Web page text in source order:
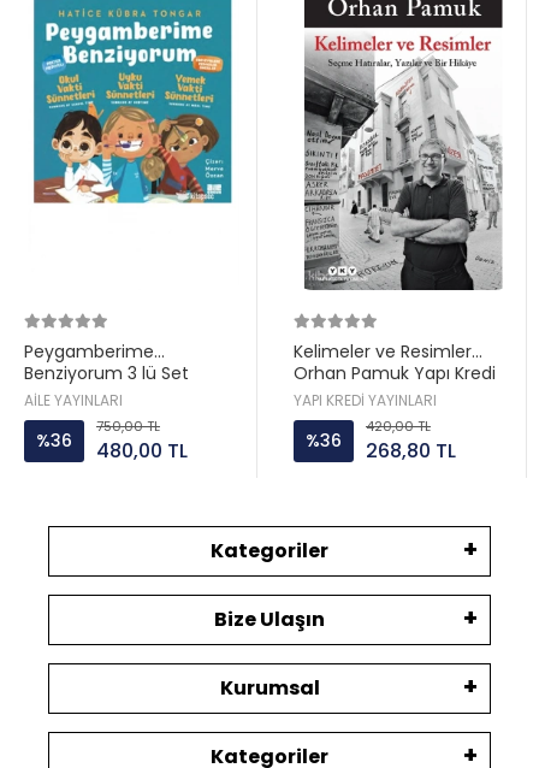
Peygamberime
Benziyorum 3 lü Set
Hatice Kübra Tongar Aile
Yayın
AİLE YAYINLARI
%36
750,00 TL
480,00 TL
Kelimeler ve Resimler
Orhan Pamuk Yapı Kredi
YAPI KREDİ YAYINLARI
%36
420,00 TL
268,80 TL
Kategoriler
Bize Ulaşın
Kurumsal
Kategoriler